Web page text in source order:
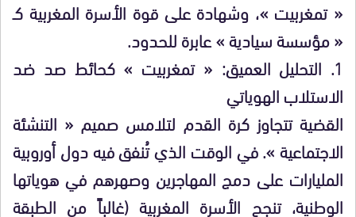
« تمغربيت »، وشهادة على قوة الأسرة المغربية كـ
« مؤسسة سيادية » عابرة للحدود.
1. التحليل العميق: « تمغربيت » كحائط صد ضد
الاستلاب الهوياتي
القضية تتجاوز كرة القدم لتلامس صميم « التنشئة
الاجتماعية ». في الوقت الذي تُنفق فيه دول أوروبية
المليارات على دمج المهاجرين وصهرهم في هوياتها
الوطنية، تنجح الأسرة المغربية (غالباً من الطبقة